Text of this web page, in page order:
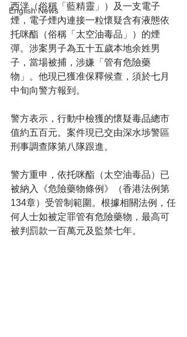
English News
西泮（俗稱「藍精靈」）及一支電子
煙，電子煙內連接一粒懷疑含有液態依
托咪酯（俗稱「太空油毒品」）的煙
彈。涉案男子為五十五歲本地余姓男
子，當場被捕，涉嫌「管有危險藥
物」。他現已獲准保釋候查，須於七月
中旬向警方報到。
警方表示，行動中檢獲的懷疑毒品總市
值約五百元。案件現已交由深水埗警區
刑事調查隊第八隊跟進。
警方重申，依托咪酯（太空油毒品）已
被納入《危險藥物條例》（香港法例第
134章）受管制範圍。根據相關法例，任
何人士如被定罪管有危險藥物，最高可
被判罰款一百萬元及監禁七年。